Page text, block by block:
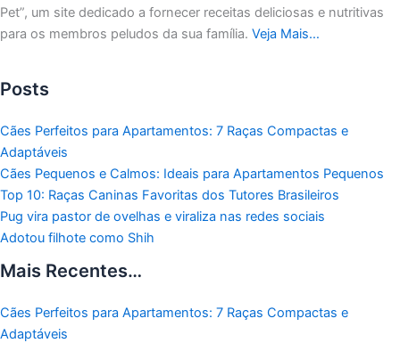
Pet”, um site dedicado a fornecer receitas deliciosas e nutritivas
para os membros peludos da sua família. Veja Mais…
Posts
Cães Perfeitos para Apartamentos: 7 Raças Compactas e
Adaptáveis
Cães Pequenos e Calmos: Ideais para Apartamentos Pequenos
Top 10: Raças Caninas Favoritas dos Tutores Brasileiros
Pug vira pastor de ovelhas e viraliza nas redes sociais
Adotou filhote como Shih
Mais Recentes…
Cães Perfeitos para Apartamentos: 7 Raças Compactas e
Adaptáveis